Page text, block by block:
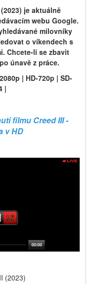
je aktuálně
webu Google.
milovníky
o víkendech s
Chcete-li se zbavit
únavě z práce.
| HD-720p | SD-
|
filmu Creed III -
v HD
(2023)